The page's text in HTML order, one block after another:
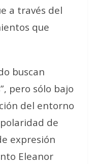
a través del
que
buscan
pero sólo bajo
del entorno
de
expresión
Eleanor